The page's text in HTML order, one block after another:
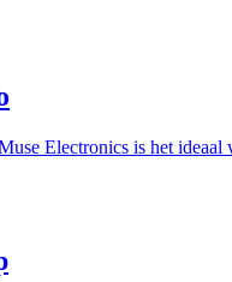
Electronics is het